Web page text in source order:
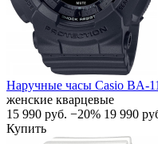
Наручные часы Casio BA-
женские кварцевые
15 990 руб. −20% 19 990
Купить